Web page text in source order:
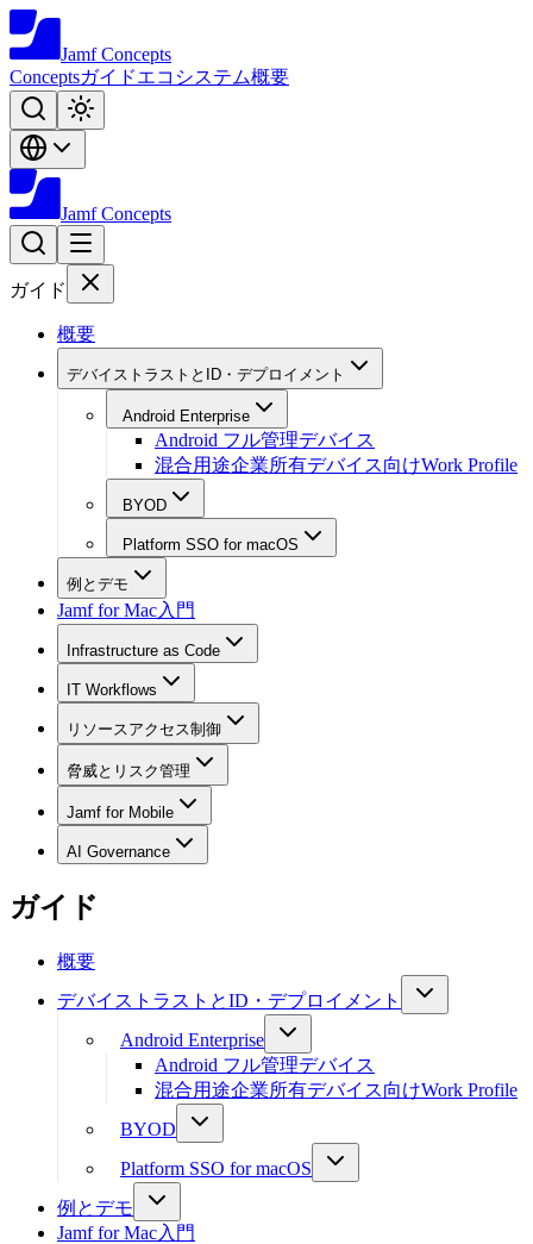
Jamf Concepts
Conceptsガイドエコシステム概要
Jamf Concepts
ガイド
概要
デバイストラストとID・デプロイメント
Android Enterprise
Android フル管理デバイス
混合用途企業所有デバイス向けWork Profile
BYOD
Platform SSO for macOS
例とデモ
Jamf for Mac入門
Infrastructure as Code
IT Workflows
リソースアクセス制御
脅威とリスク管理
Jamf for Mobile
AI Governance
ガイド
概要
デバイストラストとID・デプロイメント
Android Enterprise
Android フル管理デバイス
混合用途企業所有デバイス向けWork Profile
BYOD
Platform SSO for macOS
例とデモ
Jamf for Mac入門